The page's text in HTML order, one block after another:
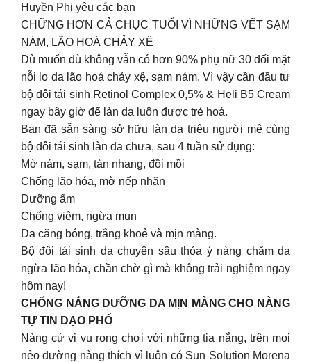
Huyền Phi yêu các bạn
CHỮNG HƠN CẢ CHỤC TUỔI VÌ NHỮNG VẾT SẠM
NÁM, LÃO HOÁ CHẢY XỆ
Dù muốn dù không vẫn có hơn 90% phụ nữ 30 đối mặt
nỗi lo da lão hoá chảy xệ, sạm nám. Vì vậy cần đầu tư
bộ đôi tái sinh Retinol Complex 0,5% & Heli B5 Cream
ngay bây giờ để làn da luôn được trẻ hoá.
Bạn đã sẵn sàng sở hữu làn da triệu người mê cùng
bộ đôi tái sinh làn da chưa, sau 4 tuần sử dụng:
Mờ nám, sạm, tàn nhang, đồi mồi
Chống lão hóa, mờ nếp nhăn
Dưỡng ẩm
Chống viêm, ngừa mụn
Da căng bóng, trắng khoẻ và mịn màng.
Bộ đôi tái sinh da chuyên sâu thỏa ý nàng chăm da
ngừa lão hóa, chần chờ gì mà không trải nghiệm ngay
hôm nay!
CHỐNG NẮNG DƯỠNG DA MỊN MÀNG CHO NÀNG
TỰ TIN DẠO PHỐ
Nàng cứ vi vu rong chơi với những tia nắng, trên mọi
nẻo đường nàng thích vì luôn có Sun Solution Morena